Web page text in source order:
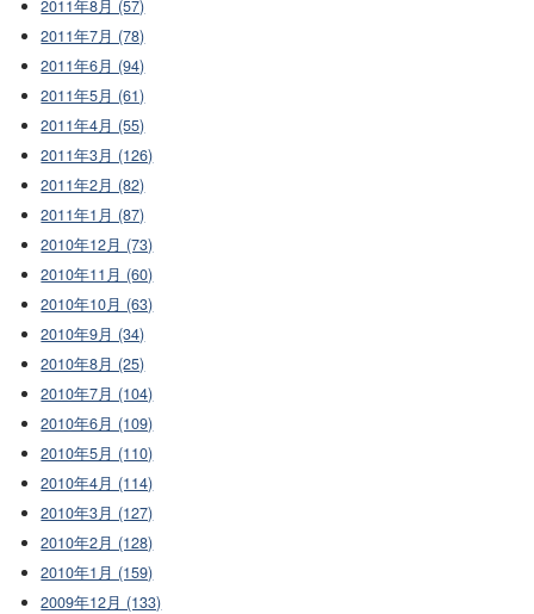
2011年8月 (57)
2011年7月 (78)
2011年6月 (94)
2011年5月 (61)
2011年4月 (55)
2011年3月 (126)
2011年2月 (82)
2011年1月 (87)
2010年12月 (73)
2010年11月 (60)
2010年10月 (63)
2010年9月 (34)
2010年8月 (25)
2010年7月 (104)
2010年6月 (109)
2010年5月 (110)
2010年4月 (114)
2010年3月 (127)
2010年2月 (128)
2010年1月 (159)
2009年12月 (133)